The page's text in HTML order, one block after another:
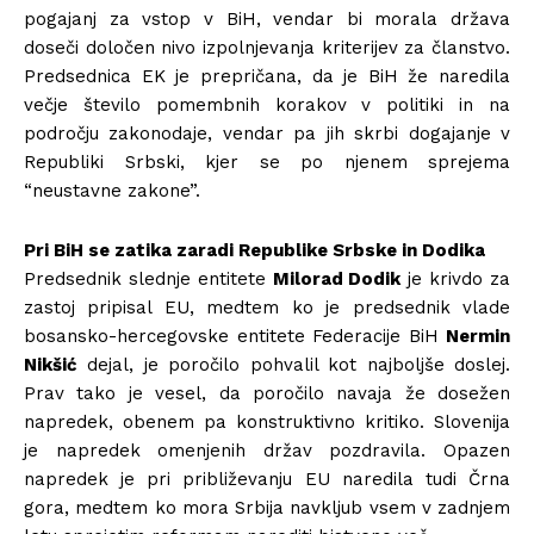
pogajanj za vstop v BiH, vendar bi morala država
doseči določen nivo izpolnjevanja kriterijev za članstvo.
Predsednica EK je prepričana, da je BiH že naredila
večje število pomembnih korakov v politiki in na
področju zakonodaje, vendar pa jih skrbi dogajanje v
Republiki Srbski, kjer se po njenem sprejema
“neustavne zakone”.
Pri BiH se zatika zaradi Republike Srbske in Dodika
Predsednik slednje entitete Milorad Dodikje krivdo za
zastoj pripisal EU, medtem ko je predsednik vlade
bosansko-hercegovske entitete Federacije BiH Nermin
Nikšić dejal, je poročilo pohvalil kot najboljše doslej.
Prav tako je vesel, da poročilo navaja že dosežen
napredek, obenem pa konstruktivno kritiko. Slovenija
je napredek omenjenih držav pozdravila. Opazen
napredek je pri približevanju EU naredila tudi Črna
gora, medtem ko mora Srbija navkljub vsem v zadnjem